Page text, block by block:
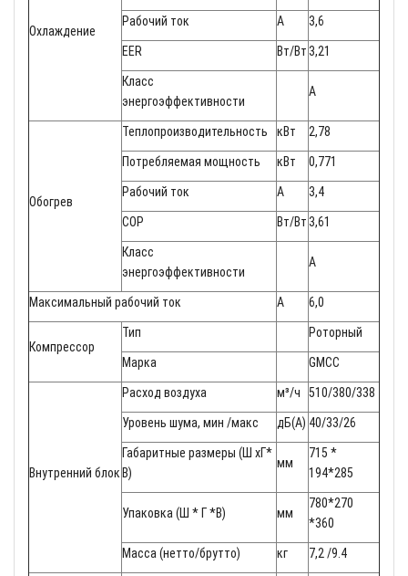
Охлаждение
Рабочий ток A 3,6
EER Вт/Вт3,21
Класс
энергоэффективности
A
Обогрев
Теплопроизводительность кВт 2,78
Потребляемая мощность кВт 0,771
Рабочий ток A 3,4
COP Вт/Вт3,61
Класс
энергоэффективности
A
Максимальный рабочий ток А 6,0
Компрессор
Тип Роторный
Марка GMCC
Внутренний блок
Расход воздуха м³/ч 510/380/338
Уровень шума, мин /макс дБ(А) 40/33/26
Габаритные размеры (Ш хГ*
В)
мм
715 *
194*285
Упаковка (Ш * Г *В) мм
780*270
*360
Масса (нетто/брутто) кг 7,2 /9.4